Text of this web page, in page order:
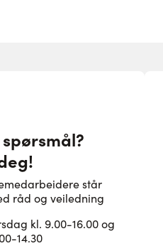
står
råd og veiledning
kl. 9.00-16.00 og
14.30